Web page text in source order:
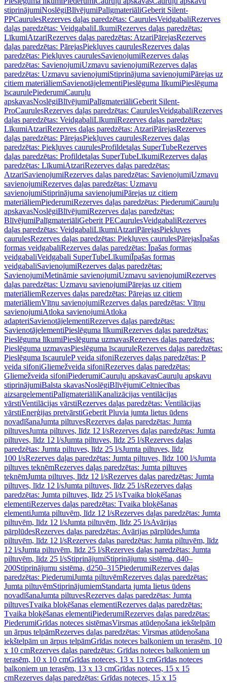
stiprinājumiNoslēgiBlīvējumiPalīgmateriāliGeberit Silent-
PPCaurulesRezerves daļas paredzētas: CaurulesVeidgabaliRezerves
daļas paredzētas: VeidgabaliLīkumiRezerves daļas paredzētas:
LīkumiAtzariRezerves daļas paredzētas: AtzariPārejasRezerves
daļas paredzētas: PārejasPiekļuves caurulesRezerves daļas
paredzētas: Piekļuves caurulesSavienojumiRezerves daļas
paredzētas: SavienojumiUzmavu savienojumiRezerves daļas
paredzētas: Uzmavu savienojumiStiprinājuma savienojumiPārejas uz
citiem materiāliemSavienotājelementiPieslēguma līkumiPieslēguma
īscaurulePiederumiCauruļu
apskavasNoslēgiBlīvējumiPalīgmateriāliGeberit Silent-
ProCaurulesRezerves daļas paredzētas: CaurulesVeidgabaliRezerves
daļas paredzētas: VeidgabaliLīkumiRezerves daļas paredzētas:
LīkumiAtzariRezerves daļas paredzētas: AtzariPārejasRezerves
daļas paredzētas: PārejasPiekļuves caurulesRezerves daļas
paredzētas: Piekļuves caurulesProfildetaļas SuperTubeRezerves
daļas paredzētas: Profildetaļas SuperTubeLīkumiRezerves daļas
paredzētas: LīkumiAtzariRezerves daļas paredzētas:
AtzariSavienojumiRezerves daļas paredzētas: SavienojumiUzmavu
savienojumiRezerves daļas paredzētas: Uzmavu
savienojumiStiprinājuma savienojumiPārejas uz citiem
materiāliemPiederumiRezerves daļas paredzētas: PiederumiCauruļu
apskavasNoslēgiBlīvējumiRezerves daļas paredzētas:
BlīvējumiPalīgmateriāliGeberit PECaurulesVeidgabaliRezerves
daļas paredzētas: VeidgabaliLīkumiAtzariPārejasPiekļuves
caurulesRezerves daļas paredzētas: Piekļuves caurulesPārejasĪpašas
formas veidgabaliRezerves daļas paredzētas: Īpašas formas
veidgabaliVeidgabali SuperTubeLīkumiĪpašas formas
veidgabaliSavienojumiRezerves daļas paredzētas:
SavienojumiMetināmie savienojumiUzmavu savienojumiRezerves
daļas paredzētas: Uzmavu savienojumiPārejas uz citiem
materiāliemRezerves daļas paredzētas: Pārejas uz citiem
materiāliemVītņu savienojumiRezerves daļas paredzētas: Vītņu
savienojumiAtloka savienojumiAtloka
adapteriSavienotājelementiRezerves daļas paredzētas:
SavienotājelementiPieslēguma līkumiRezerves daļas paredzētas:
Pieslēguma līkumiPieslēguma uzmavasRezerves daļas paredzētas:
Pieslēguma uzmavasPieslēguma īscauruleRezerves daļas paredzētas:
Pieslēguma īscauruleP veida sifoniRezerves daļas paredzētas: P
veida sifoniGliemežveida sifoniRezerves daļas paredzētas:
Gliemežveida sifoniPiederumiCauruļu apskavasCauruļu apskavu
stiprinājumiBalsta skavasNoslēgiBlīvējumiCeltniecības
aizsargelementiPalīgmateriāliKanalizācijas ventilācijas
vārstiVentilācijas vārstiRezerves daļas paredzētas: Ventilācijas
vārstiEnerģijas pretvārstiGeberit Pluvia jumta lietus ūdens
novadīšanaJumta piltuvesRezerves daļas paredzētas: Jumta
piltuvesJumta piltuves, līdz 12 l/sRezerves daļas paredzētas: Jumta
piltuves, līdz 12 l/sJumta piltuves, līdz 25 l/sRezerves daļas
paredzētas: Jumta piltuves, līdz 25 l/sJumta piltuves, līdz
100 l/sRezerves daļas paredzētas: Jumta piltuves, līdz 100 l/sJumta
piltuves teknēmRezerves daļas paredzētas: Jumta piltuves
teknēmJumta piltuves, līdz 12 l/sRezerves daļas paredzētas: Jumta
piltuves, līdz 12 l/sJumta piltuves, līdz 25 l/sRezerves daļas
paredzētas: Jumta piltuves, līdz 25 l/sTvaika bloķēšanas
elementiRezerves daļas paredzētas: Tvaika bloķēšanas
elementiJumta piltuvēm, līdz 12 l/sRezerves daļas paredzētas: Jumta
piltuvēm, līdz 12 l/sJumta piltuvēm, līdz 25 l/sAvārijas
pārplūdesRezerves daļas paredzētas: Avārijas pārplūdesJumta
piltuvēm, līdz 12 l/sRezerves daļas paredzētas: Jumta piltuvēm, līdz
12 l/sJumta piltuvēm, līdz 25 l/sRezerves daļas paredzētas: Jumta
piltuvēm, līdz 25 l/sStiprinājumiStiprinājumu sistēma, d40–
200Stiprinājumu sistēma, d250–315PiederumiRezerves daļas
paredzētas: PiederumiJumta piltuvēmRezerves daļas paredzētas:
Jumta piltuvēmStiprinājumiemStandarta jumta lietus ūdens
novadīšanaJumta piltuvesRezerves daļas paredzētas: Jumta
piltuvesTvaika bloķēšanas elementiRezerves daļas paredzētas:
Tvaika bloķēšanas elementiPiederumiRezerves daļas paredzētas:
PiederumiGrīdas noteces sistēmasVirsmas atūdeņošana iekštelpām
un ārpus telpāmRezerves daļas paredzētas: Virsmas atūdeņošana
iekštelpām un ārpus telpāmGrīdas noteces balkoniem un terasēm, 10
x 10 cmRezerves daļas paredzētas: Grīdas noteces balkoniem un
terasēm, 10 x 10 cmGrīdas noteces, 13 x 13 cmGrīdas noteces
balkoniem un terasēm, 13 x 13 cmGrīdas noteces, 15 x 15
cmRezerves daļas paredzētas: Grīdas noteces, 15 x 15